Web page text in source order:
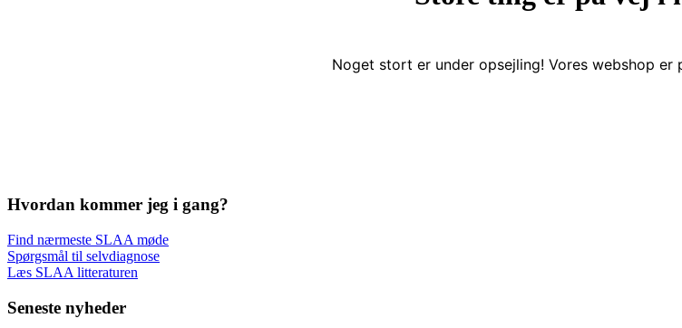
Noget stort er under opsejling! Vores webshop er
Hvordan kommer jeg i gang?
Find nærmeste SLAA møde
Spørgsmål til selvdiagnose
Læs SLAA litteraturen
Seneste nyheder